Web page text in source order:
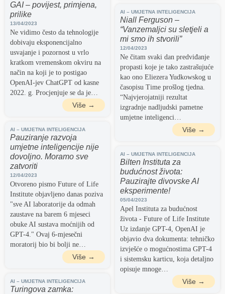
GAI – povijest, primjena,
prilike
13/04/2023
Ne vidimo često da tehnologije
dobivaju eksponencijalno
usvajanje i pozornost u vrlo
kratkom vremenskom okviru na
način na koji je to postigao
OpenAI-jev ChatGPT od kasne
2022. g. Procjenjuje se da je…
Više →
AI – UMJETNA INTELIGENCIJA
Niall Ferguson –
“Vanzemaljci su sletjeli a
mi smo ih stvorili”
12/04/2023
Ne čitam svaki dan predviđanje
propasti koje je tako zastrašujuće
kao ono Eliezera Yudkowskog u
časopisu Time prošlog tjedna.
“Najvjerojatniji rezultat
izgradnje nadljudski pametne
umjetne inteligenci…
Više →
AI – UMJETNA INTELIGENCIJA
Pauziranje razvoja
umjetne inteligencije nije
dovoljno. Moramo sve
zatvoriti
12/04/2023
Otvoreno pismo Future of Life
Institute objavljeno danas poziva
"sve AI laboratorije da odmah
zaustave na barem 6 mjeseci
obuke AI sustava moćnijih od
GPT-4." Ovaj 6-mjesečni
moratorij bio bi bolji ne…
Više →
AI – UMJETNA INTELIGENCIJA
Bilten Instituta za
budućnost života:
Pauzirajte divovske AI
eksperimente!
05/04/2023
Apel Instituta za budućnost
života - Future of Life Institute
Uz izdanje GPT-4, OpenAI je
objavio dva dokumenta: tehničko
izvješće o mogućnostima GPT-4
i sistemsku karticu, koja detaljno
opisuje mnoge…
Više →
AI – UMJETNA INTELIGENCIJA
Turingova zamka: